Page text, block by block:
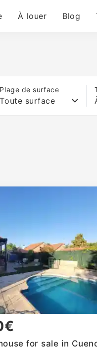
À louer Blog
Plage de surface
Toute surface
for sale in